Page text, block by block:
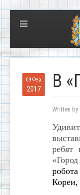
09 Фев
2017 В
Written by
ребят
Кореи,